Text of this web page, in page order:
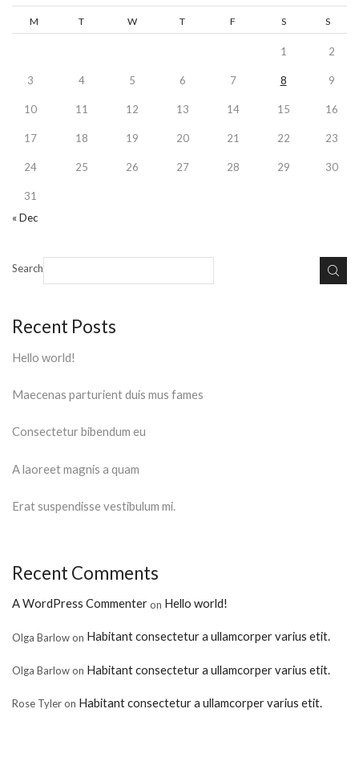
M T W T F S S
1 2
3 4 5 6 7 8 9
10 11 12 13 14 15 16
17 18 19 20 21 22 23
24 25 26 27 28 29 30
31
« Dec
Search
Recent Posts
Hello world!
Maecenas parturient duis mus fames
Consectetur bibendum eu
A laoreet magnis a quam
Erat suspendisse vestibulum mi.
Recent Comments
A WordPress Commenteron Hello world!
Olga Barlowon Habitant consectetur a ullamcorper varius etit.
Olga Barlowon Habitant consectetur a ullamcorper varius etit.
Rose Tyleron Habitant consectetur a ullamcorper varius etit.